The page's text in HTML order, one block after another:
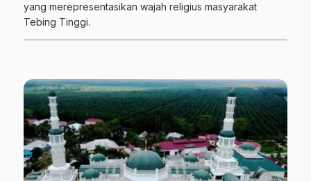
yang merepresentasikan wajah religius masyarakat
Tebing Tinggi.